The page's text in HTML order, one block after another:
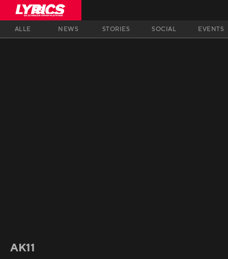
ALLE NEWS STORIES SOCIAL EVENTS
AK11